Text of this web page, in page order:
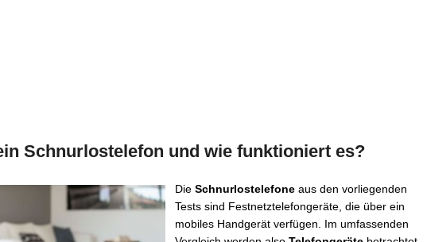
Schnurlostelefon und wie funktioniert es?
Die Schnurlostelefone aus den vorliegenden
Tests sind Festnetztelefongeräte, die über ein
mobiles Handgerät verfügen. Im umfassenden